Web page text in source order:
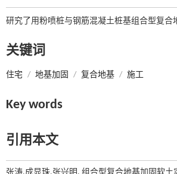
研究了用粉喷桩与钢筋混凝土桩基组合型复合
关键词
住宅 / 地基加固 / 复合地基 / 施工
Key words
引用本文